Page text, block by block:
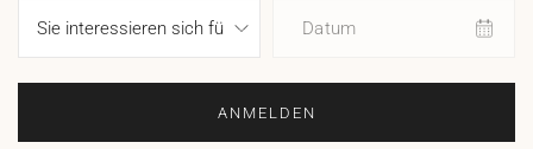
Datum
ANMELDEN